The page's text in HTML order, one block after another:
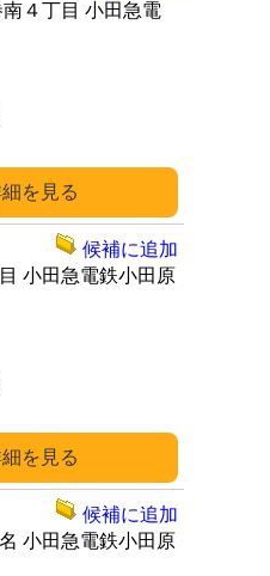
４丁目 小田急電
小田急電鉄小田原
候補に追加
小田急電鉄小田原
候補に追加